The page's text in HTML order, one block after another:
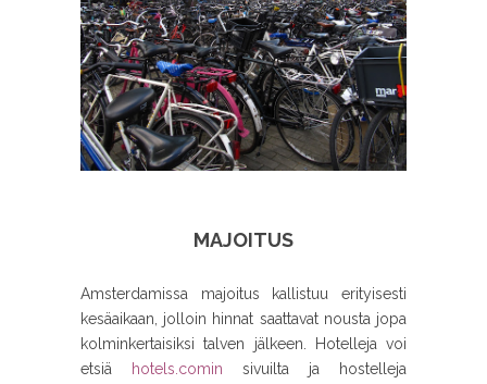
MAJOITUS
Amsterdamissa majoitus kallistuu erityisesti
kesäaikaan, jolloin hinnat saattavat nousta jopa
kolminkertaisiksi talven jälkeen. Hotelleja voi
etsiä
hotels.comin sivuilta ja hostelleja